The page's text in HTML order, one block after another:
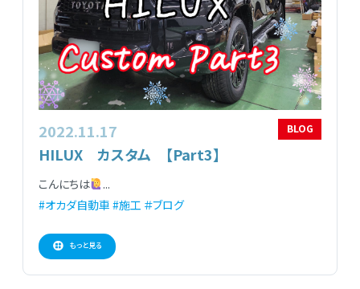
2022.11.17 BLOG
HILUX カスタム 【Part3】
こんにちは
...
#オカダ自動車 #施工 ＃ブログ
もっと見る